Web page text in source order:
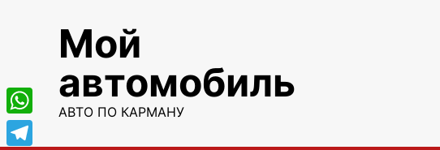
содержимомуМой
автомобиль
АВТО ПО КАРМАНУ
WhatsApp